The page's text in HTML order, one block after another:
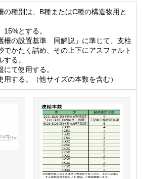
種別は、B種またはC種の構造物用と
とする。
柵の設置基準 同解説」に準じて、支柱
でかたく詰め、その上下にアスファルト
る。
て使用する。
する。（他サイズの本数を含む）